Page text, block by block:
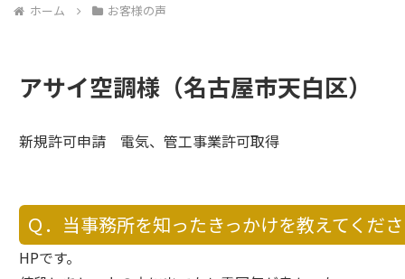
ホーム お客様の声
アサイ空調様（名古屋市天白区）
新規許可申請 電気、管工事業許可取得
Ｑ．当事務所を知ったきっかけを教えてくだ
HPです。